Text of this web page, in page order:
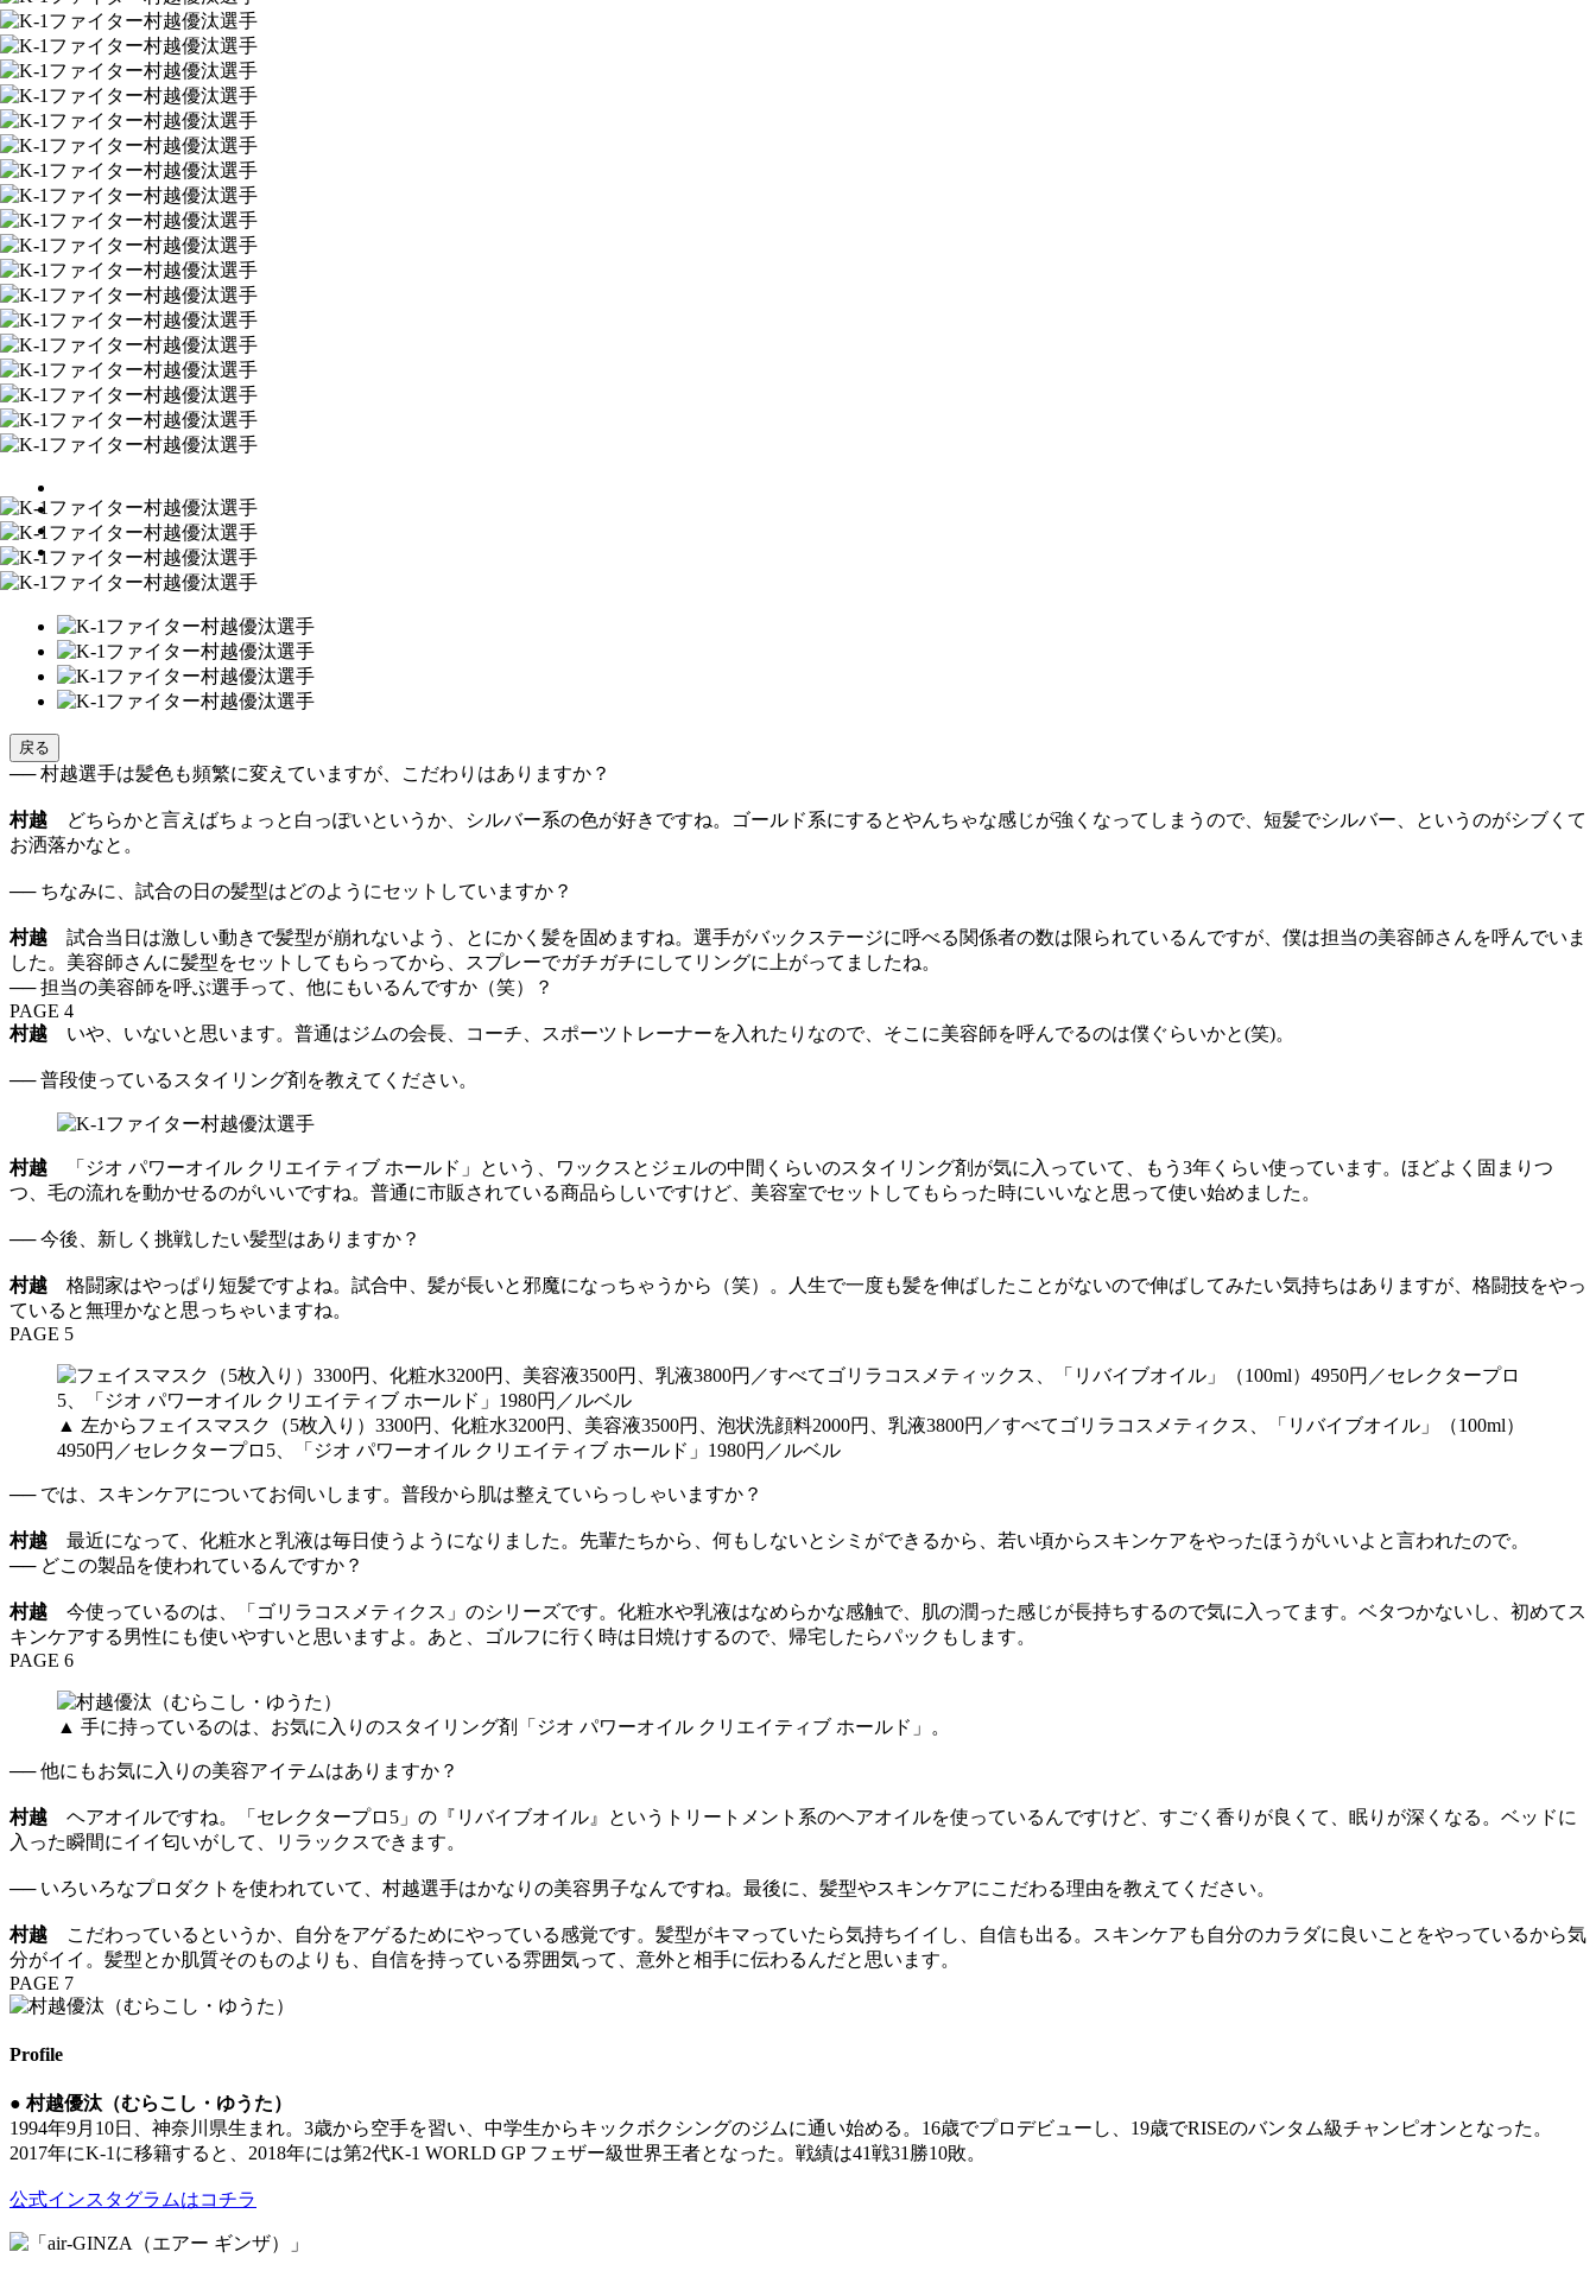
戻る
── 村越選手は髪色も頻繁に変えていますが、こだわりはありますか？
村越 どちらかと言えばちょっと白っぽいというか、シルバー系の色が好きですね。ゴールド系にするとやんちゃな感じが強くなってしまうので、短髪でシルバー、というのがシブくて
お洒落かなと。
── ちなみに、試合の日の髪型はどのようにセットしていますか？
村越 試合当日は激しい動きで髪型が崩れないよう、とにかく髪を固めますね。選手がバックステージに呼べる関係者の数は限られているんですが、僕は担当の美容師さんを呼んでいま
した。美容師さんに髪型をセットしてもらってから、スプレーでガチガチにしてリングに上がってましたね。
── 担当の美容師を呼ぶ選手って、他にもいるんですか（笑）？
PAGE 4
村越 いや、いないと思います。普通はジムの会長、コーチ、スポーツトレーナーを入れたりなので、そこに美容師を呼んでるのは僕ぐらいかと(笑)。
── 普段使っているスタイリング剤を教えてください。
村越 「ジオ パワーオイル クリエイティブ ホールド」という、ワックスとジェルの中間くらいのスタイリング剤が気に入っていて、もう3年くらい使っています。ほどよく固まりつ
つ、毛の流れを動かせるのがいいですね。普通に市販されている商品らしいですけど、美容室でセットしてもらった時にいいなと思って使い始めました。
── 今後、新しく挑戦したい髪型はありますか？
村越 格闘家はやっぱり短髪ですよね。試合中、髪が長いと邪魔になっちゃうから（笑）。人生で一度も髪を伸ばしたことがないので伸ばしてみたい気持ちはありますが、格闘技をやっ
ていると無理かなと思っちゃいますね。
PAGE 5
▲ 左からフェイスマスク（5枚入り）3300円、化粧水3200円、美容液3500円、泡状洗顔料2000円、乳液3800円／すべてゴリラコスメティクス、「リバイブオイル」（100ml）
4950円／セレクタープロ5、「ジオ パワーオイル クリエイティブ ホールド」1980円／ルベル
── では、スキンケアについてお伺いします。普段から肌は整えていらっしゃいますか？
村越 最近になって、化粧水と乳液は毎日使うようになりました。先輩たちから、何もしないとシミができるから、若い頃からスキンケアをやったほうがいいよと言われたので。
── どこの製品を使われているんですか？
村越 今使っているのは、「ゴリラコスメティクス」のシリーズです。化粧水や乳液はなめらかな感触で、肌の潤った感じが長持ちするので気に入ってます。ベタつかないし、初めてス
キンケアする男性にも使いやすいと思いますよ。あと、ゴルフに行く時は日焼けするので、帰宅したらパックもします。
PAGE 6
▲ 手に持っているのは、お気に入りのスタイリング剤「ジオ パワーオイル クリエイティブ ホールド」。
── 他にもお気に入りの美容アイテムはありますか？
村越 ヘアオイルですね。「セレクタープロ5」の『リバイブオイル』というトリートメント系のヘアオイルを使っているんですけど、すごく香りが良くて、眠りが深くなる。ベッドに
入った瞬間にイイ匂いがして、リラックスできます。
── いろいろなプロダクトを使われていて、村越選手はかなりの美容男子なんですね。最後に、髪型やスキンケアにこだわる理由を教えてください。
村越
こだわっているというか、自分をアゲるためにやっている感覚です。髪型がキマっていたら気持ちイイし、自信も出る。スキンケアも自分のカラダに良いことをやっているから気
分がイイ。髪型とか肌質そのものよりも、自信を持っている雰囲気って、意外と相手に伝わるんだと思います。
PAGE 7
Profile
●村越優汰（むらこし・ゆうた）
1994年9月10日、神奈川県生まれ。3歳から空手を習い、中学生からキックボクシングのジムに通い始める。16歳でプロデビューし、19歳でRISEのバンタム級チャンピオンとなった。
2017年にK-1に移籍すると、2018年には第2代K-1 WORLD GP フェザー級世界王者となった。戦績は41戦31勝10敗。
公式インスタグラムはコチラ